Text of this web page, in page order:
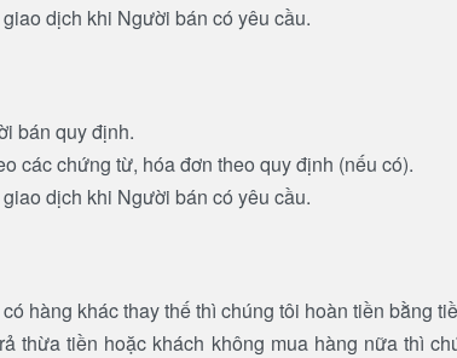
dịch khi Người bán có yêu cầu.
bán quy định.
các chứng từ, hóa đơn theo quy định (nếu có).
dịch khi Người bán có yêu cầu.
hàng khác thay thế thì chúng tôi hoàn tiền bằng
thừa tiền hoặc khách không mua hàng nữa thì